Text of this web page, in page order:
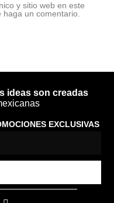
y sitio web en este
haga un comentario.
ideas son creadas
EXCLUSIVAS